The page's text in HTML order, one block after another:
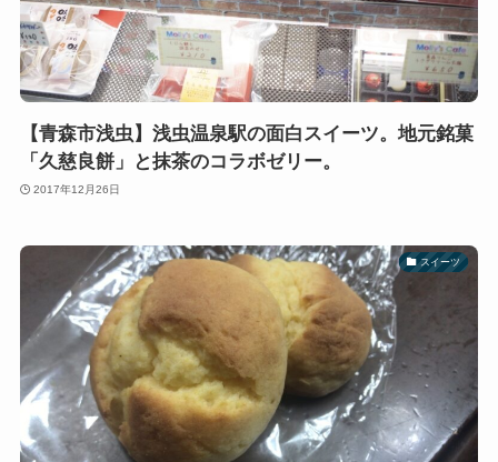
【青森市浅虫】浅虫温泉駅の面白スイーツ。地元銘菓
「久慈良餅」と抹茶のコラボゼリー。
2017年12月26日
スイーツ